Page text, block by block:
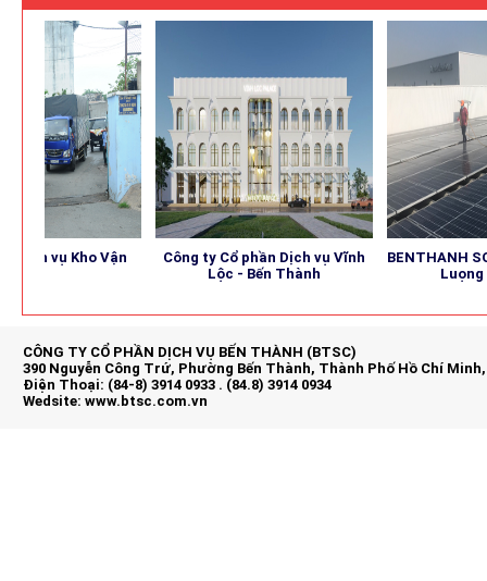
vụ Kho Vận
Công ty Cổ phần Dịch vụ Vĩnh
Lộc - Bến Thành
BENTHANH
Luọng
CÔNG TY CỔ PHẦN DỊCH VỤ BẾN THÀNH (BTSC)
390 Nguyễn Công Trứ, Phường Bến Thành, Thành Phố Hồ Chí
Điện Thoại: (84-8) 3914 0933 . (84.8) 3914 0934
Wedsite: www.btsc.com.vn